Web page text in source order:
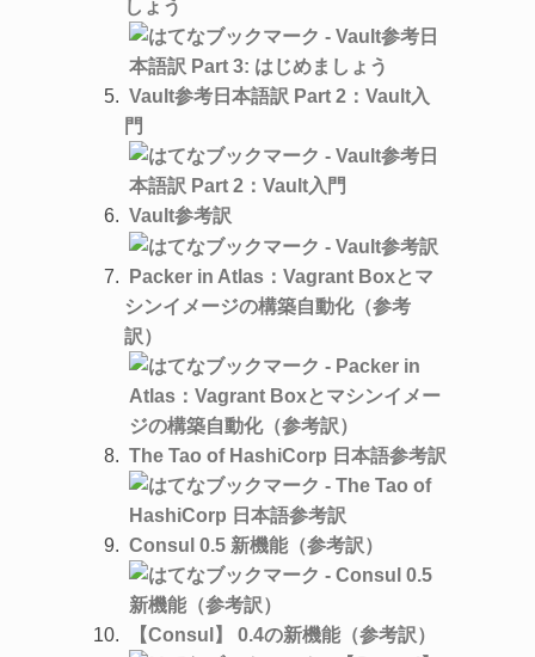
しょう
Vault参考日本語訳 Part 2：Vault入
門
Vault参考訳
Packer in Atlas：Vagrant Boxとマ
シンイメージの構築自動化（参考
訳）
The Tao of HashiCorp 日本語参考訳
Consul 0.5 新機能（参考訳）
【Consul】 0.4の新機能（参考訳）